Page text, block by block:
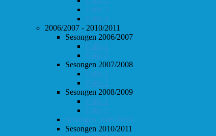
Follo 3
Follo 4
2006/2007 - 2010/2011
Sesongen 2006/2007
Follo 1
Follo 2
Sesongen 2007/2008
Follo 1
Follo 2
Sesongen 2008/2009
Follo 1
Follo 2
Sesongen 2009/2010
Sesongen 2010/2011